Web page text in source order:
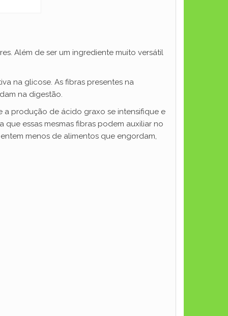
Além de ser um ingrediente muito versátil
na glicose. As fibras presentes na
na digestão.
a produção de ácido graxo se intensifique e
essas mesmas fibras podem auxiliar no
menos de alimentos que engordam,